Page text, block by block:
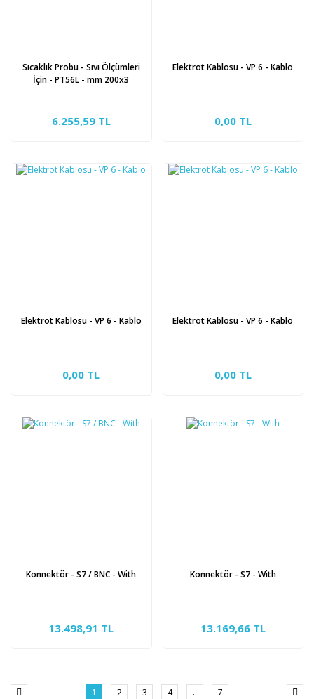
Sıcaklık Probu - Sıvı Ölçümleri
İçin - PT56L - mm 200x3
6.255,59 TL
Elektrot Kablosu - VP 6 - Kablo
0,00 TL
Elektrot Kablosu - VP 6 - Kablo
0,00 TL
Elektrot Kablosu - VP 6 - Kablo
0,00 TL
Konnektör - S7 / BNC - With
13.498,91 TL
Konnektör - S7 - With
13.169,66 TL
1 2 3 4 .. 7